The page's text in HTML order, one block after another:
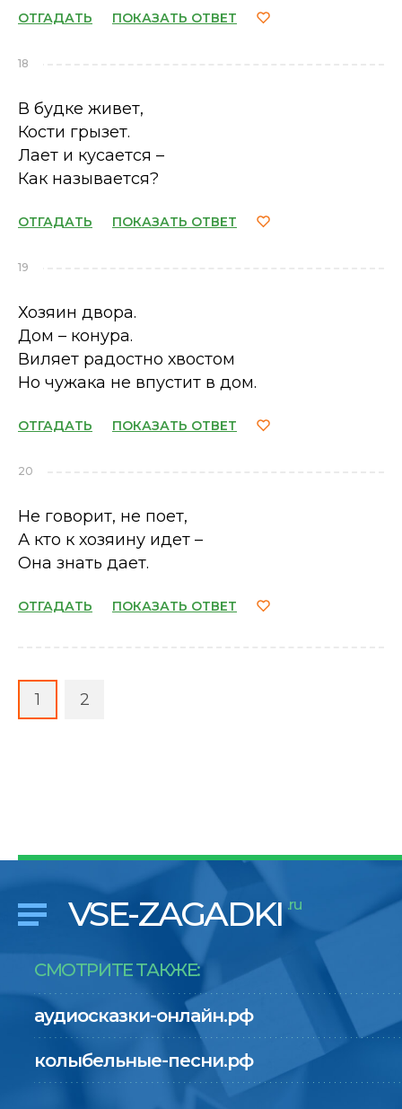
ОТГАДАТЬ ПОКАЗАТЬ ОТВЕТ
18
В будке живет,
Кости грызет.
Лает и кусается –
Как называется?
ОТГАДАТЬ ПОКАЗАТЬ ОТВЕТ
19
Хозяин двора.
Дом – конура.
Виляет радостно хвостом
Но чужака не впустит в дом.
ОТГАДАТЬ ПОКАЗАТЬ ОТВЕТ
20
Не говорит, не поет,
А кто к хозяину идет –
Она знать дает.
ОТГАДАТЬ ПОКАЗАТЬ ОТВЕТ
1 2
VSE-ZAGADKI .ru
СМОТРИТЕ ТАКЖЕ:
аудиосказки-онлайн.рф
колыбельные-песни.рф